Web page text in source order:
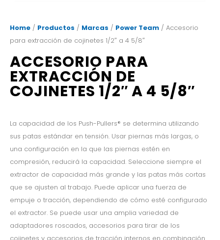
Home / Productos / Marcas / Power Team / Accesorio
para extracción de cojinetes 1/2″ a 4 5/8″
ACCESORIO PARA
EXTRACCIÓN DE
COJINETES 1/2″ A 4 5/8″
La capacidad de los Push-Pullers® se determina utilizando
sus patas estándar en tensión. Usar piernas más largas, o
una configuración en la que las piernas estén en
compresión, reducirá la capacidad. Seleccione siempre el
extractor de capacidad más grande y las patas más cortas
que se ajusten al trabajo. Puede aplicar una fuerza de
empuje o tracción, dependiendo de cómo esté configurado
el extractor. Se puede usar una amplia variedad de
adaptadores roscados, accesorios para tirar de los
cojinetes y accesorios de tracción internos en combinación